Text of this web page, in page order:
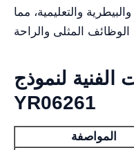
والتعليمية، مما
الفنية لنموذج
YR06261
المواصفة